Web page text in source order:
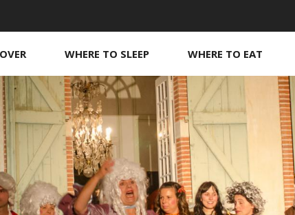
WHERE TO SLEEP
Guest rooms
WHERE TO EAT
Our boutique